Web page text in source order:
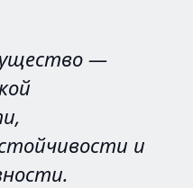
—
и